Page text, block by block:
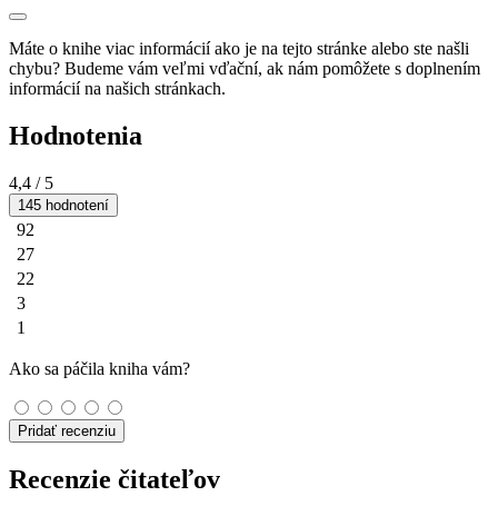
Máte o knihe viac informácií ako je na tejto stránke alebo ste našli
chybu? Budeme vám veľmi vďační, ak nám pomôžete s doplnením
informácií na našich stránkach.
Hodnotenia
4,4 / 5
145 hodnotení
92
27
22
3
1
Ako sa páčila kniha vám?
Pridať recenziu
Recenzie čitateľov